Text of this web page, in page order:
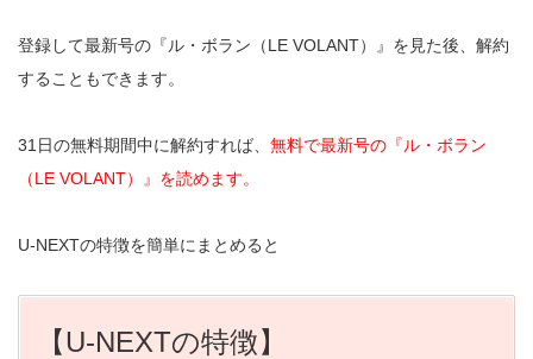
登録して最新号の『ル・ボラン（LE VOLANT）』を見た後、解約
することもできます。
31日の無料期間中に解約すれば、 無料で最新号の『ル・ボラン
（LE VOLANT）』を読めます。
U-NEXTの特徴を簡単にまとめると
【U-NEXTの特徴】